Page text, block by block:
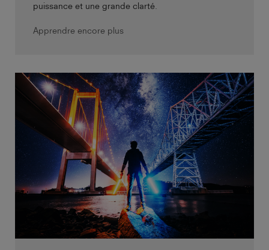
puissance et une grande clarté.
Apprendre encore plus